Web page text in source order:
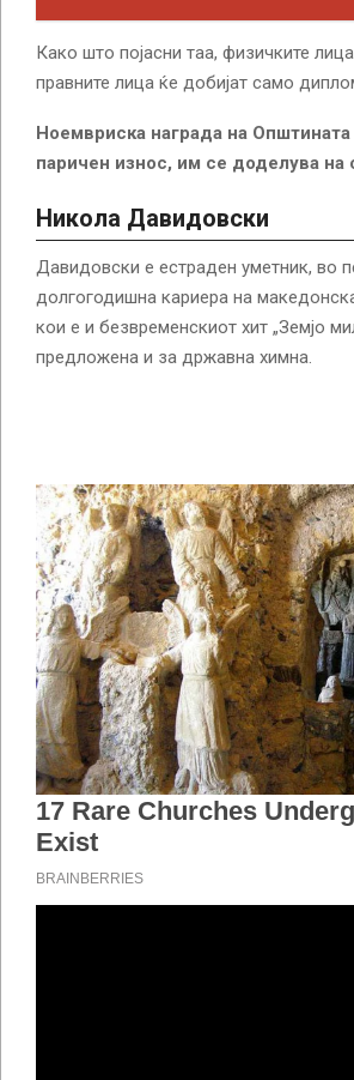
Како што појасни таа, физичките
правните лица ќе добијат само
Ноемвриска награда на
паричен износ, им се доделува
Никола Давидовски
Давидовски е естраден уметник, во
долгогодишна кариера на
кои е и безвременскиот хит „Земјо
предложена и за државна химна.